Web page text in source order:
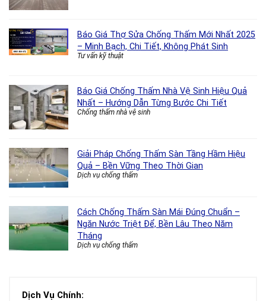
Báo Giá Thợ Sửa Chống Thấm Mới Nhất 2025
– Minh Bạch, Chi Tiết, Không Phát Sinh
Tư vấn kỹ thuật
Báo Giá Chống Thấm Nhà Vệ Sinh Hiệu Quả
Nhất – Hướng Dẫn Từng Bước Chi Tiết
Chống thấm nhà vệ sinh
Giải Pháp Chống Thấm Sàn Tầng Hầm Hiệu
Quả – Bền Vững Theo Thời Gian
Dịch vụ chống thấm
Cách Chống Thấm Sàn Mái Đúng Chuẩn –
Ngăn Nước Triệt Để, Bền Lâu Theo Năm
Tháng
Dịch vụ chống thấm
Dịch Vụ Chính: